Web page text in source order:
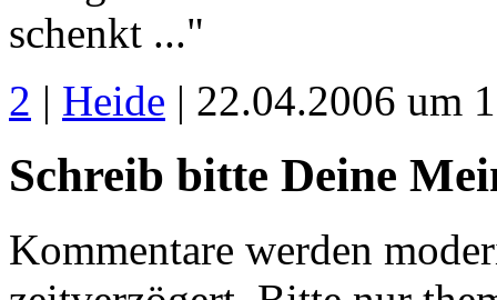
schenkt ..."
2 | Heide | 22.04.2006 um
Schreib bitte Deine
Kommentare werden